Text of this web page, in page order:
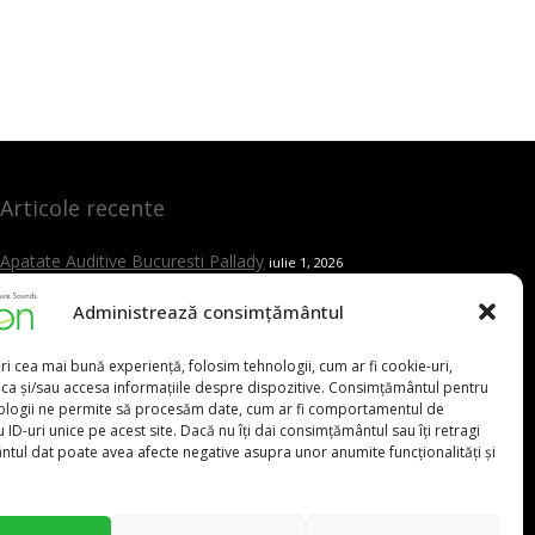
Administrează consimțământul
cea mai bună experiență, folosim tehnologii, cum ar fi cookie-uri,
și/sau accesa informațiile despre dispozitive. Consimțământul pentru
ne permite să procesăm date, cum ar fi comportamentul de
ID-uri unice pe acest site. Dacă nu îți dai consimțământul sau îți retragi
dat poate avea afecte negative asupra unor anumite funcționalități și
Articole recente
Apatate Auditive Bucuresti Pallady iulie 1, 2026
Ce este otita și cum verificăm dacă auzul este afectat
iunie 10, 2026
tale iunie 10, 2026
Este testarea auditivă dureroasă? mai 15, 2026
Care sunt cele mai frecvente cauze ale pierderii de auz
mai 15, 2026